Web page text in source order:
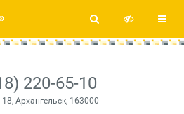
220-65-10
Архангельск, 163000